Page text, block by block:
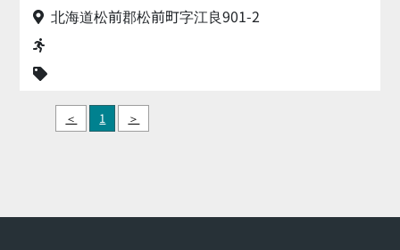
北海道松前郡松前町字江良901-2
＜ 1 ＞